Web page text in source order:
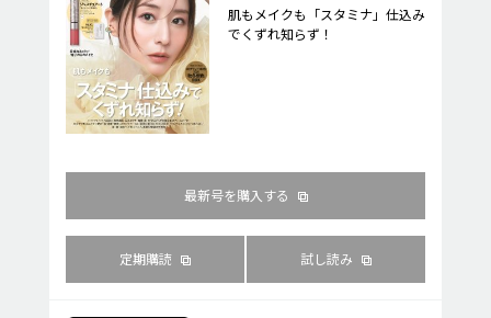
肌もメイクも「スタミナ」仕込み
でくずれ知らず！
最新号を購入する
定期購読 試し読み